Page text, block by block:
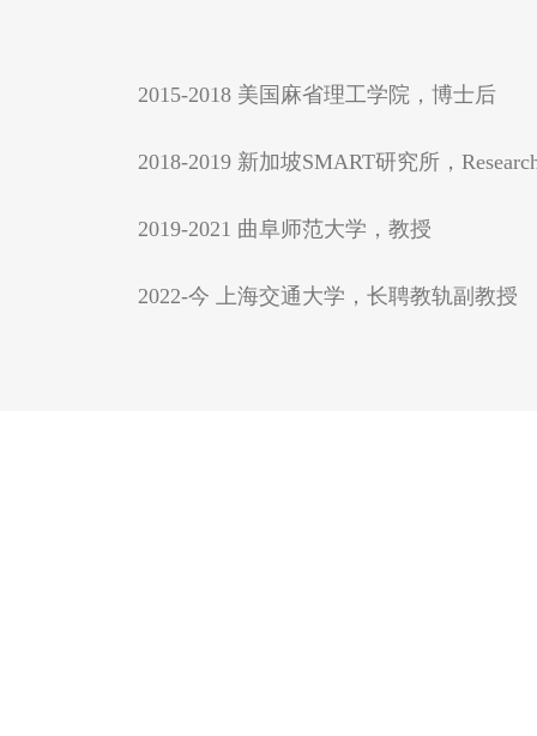
2015-2018 美国麻省理工学院，博士后
2018-2019 新加坡SMART研究所，
2019-2021 曲阜师范大学，教授
2022-今 上海交通大学，长聘教轨副教授